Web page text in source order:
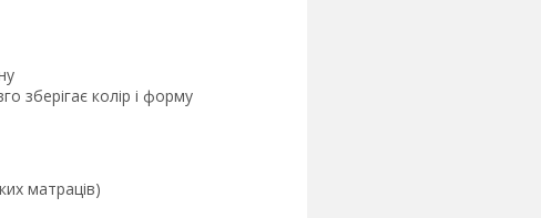
зберігає колір і форму
матраців)